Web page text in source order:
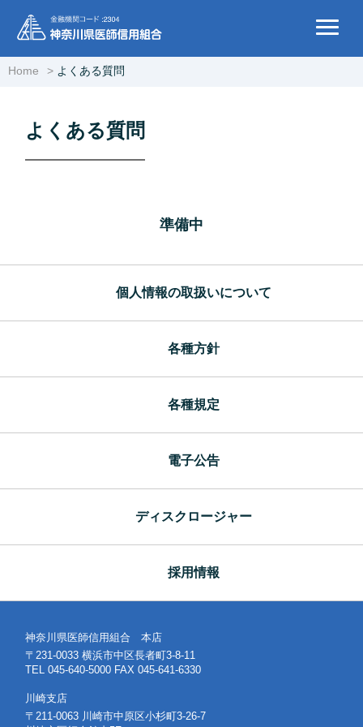
Home よくある質問
よくある質問
準備中
個人情報の取扱いについて
各種方針
各種規定
電子公告
ディスクロージャー
採用情報
神奈川県医師信用組合 本店
〒231-0033 横浜市中区長者町3-8-11
TEL 045-640-5000 FAX 045-641-6330
川崎支店
〒211-0063 川崎市中原区小杉町3-26-7